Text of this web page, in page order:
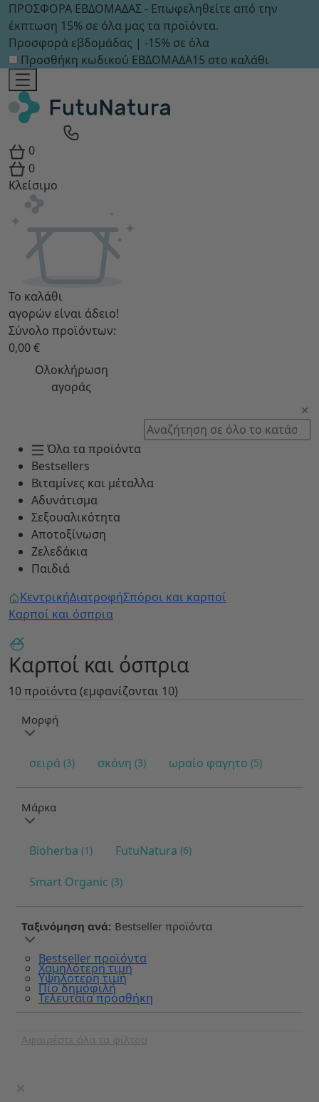
ΠΡΟΣΦΟΡΑ ΕΒΔΟΜΑΔΑΣ - Επωφεληθείτε από την
έκπτωση 15% σε όλα μας τα προϊόντα.
Προσφορά εβδομάδας | -15% σε όλα
Προσθήκη κωδικού ΕΒΔΟΜΑΔΑ15 στο καλάθι
0
0
Κλείσιμο
Το καλάθι
αγορών είναι άδειο!
Σύνολο προϊόντων:
0,00 €
Ολοκλήρωση
αγοράς
Όλα τα προϊόντα
Bestsellers
Βιταμίνες και μέταλλα
Αδυνάτισμα
Σεξουαλικότητα
Αποτοξίνωση
Ζελεδάκια
Παιδιά
ΚεντρικήΔιατροφήΣπόροι και καρποί
Καρποί και όσπρια
Καρποί και όσπρια
10 προϊόντα (εμφανίζονται 10)
Μορφή
σειρά 3 σκόνη 3 ωραίο φαγητο 5
Μάρκα
Bioherba 1 FutuNatura 6
Smart Organic 3
Ταξινόμηση ανά: Bestseller προϊόντα
Bestseller προϊόντα
Χαμηλότερη τιμή
Υψηλότερη τιμή
Πιο δημοφιλή
Τελευταία προσθήκη
Αφαιρέστε όλα τα φίλτρα